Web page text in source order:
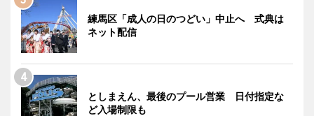
練馬区「成人の日のつどい」中止へ 式典は
ネット配信
としまえん、最後のプール営業 日付指定な
ど入場制限も